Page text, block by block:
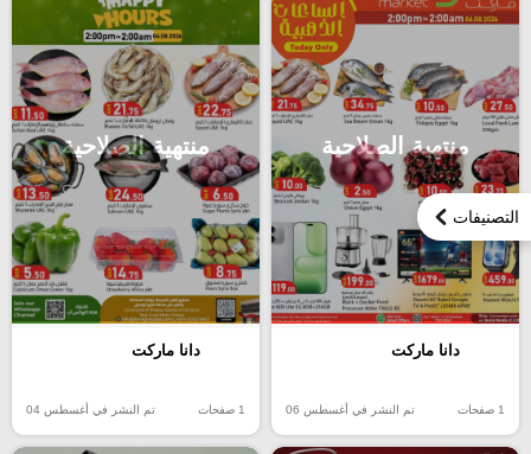
التصنيفات
منتهية الصلاحية
دانا ماركت
1 صفحات تم النشر في أغسطس 06
منتهية الصلاحية
دانا ماركت
1 صفحات تم النشر في أغسطس 04